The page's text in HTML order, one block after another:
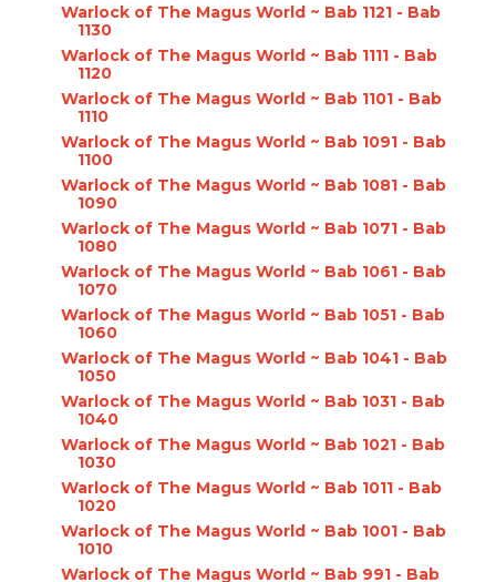
Warlock of The Magus World ~ Bab 1121 - Bab
1130
Warlock of The Magus World ~ Bab 1111 - Bab
1120
Warlock of The Magus World ~ Bab 1101 - Bab
1110
Warlock of The Magus World ~ Bab 1091 - Bab
1100
Warlock of The Magus World ~ Bab 1081 - Bab
1090
Warlock of The Magus World ~ Bab 1071 - Bab
1080
Warlock of The Magus World ~ Bab 1061 - Bab
1070
Warlock of The Magus World ~ Bab 1051 - Bab
1060
Warlock of The Magus World ~ Bab 1041 - Bab
1050
Warlock of The Magus World ~ Bab 1031 - Bab
1040
Warlock of The Magus World ~ Bab 1021 - Bab
1030
Warlock of The Magus World ~ Bab 1011 - Bab
1020
Warlock of The Magus World ~ Bab 1001 - Bab
1010
Warlock of The Magus World ~ Bab 991 - Bab